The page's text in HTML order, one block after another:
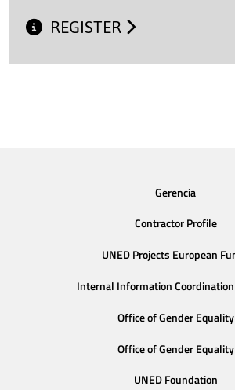
REGISTER
Gerencia
Contractor Profile
UNED Projects European
Internal Information
Office of Gender Equality
Office of Gender Equality
UNED Foundation